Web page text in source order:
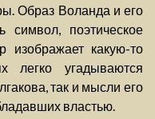
Образ Воланда и его
поэтическое
изображает какую-то
легко угадываются
так и мысли его
властью.